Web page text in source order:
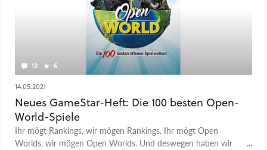
12 6
14.05.2021
Neues GameStar-Heft: Die 100 besten Open-
World-Spiele
Ihr mögt Rankings, wir mögen Rankings. Ihr mögt Open
Worlds, wir mögen Open Worlds. Und deswegen haben wir